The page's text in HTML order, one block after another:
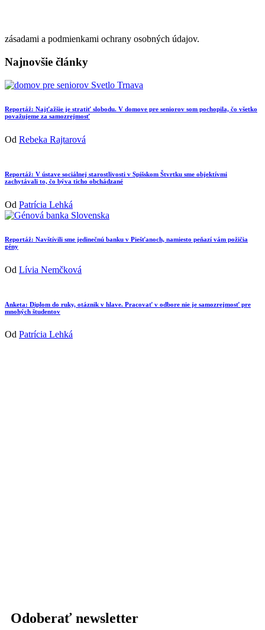
zásadami a podmienkami ochrany osobných údajov.
Najnovšie články
Reportáž: Najťažšie je stratiť slobodu. V domove pre seniorov som pochopila, čo všetko
považujeme za samozrejmosť
Od Rebeka Rajtarová
Reportáž: V ústave sociálnej starostlivosti v Spišskom Štvrtku sme objektívmi
zachytávali to, čo býva ticho obchádzané
Od Patrícia Lehká
Reportáž: Navštívili sme jedinečnú banku v Piešťanoch, namiesto peňazí vám požičia
gény
Od Lívia Nemčková
Anketa: Diplom do ruky, otáznik v hlave. Pracovať v odbore nie je samozrejmosť pre
mnohých študentov
Od Patrícia Lehká
Odoberať newsletter